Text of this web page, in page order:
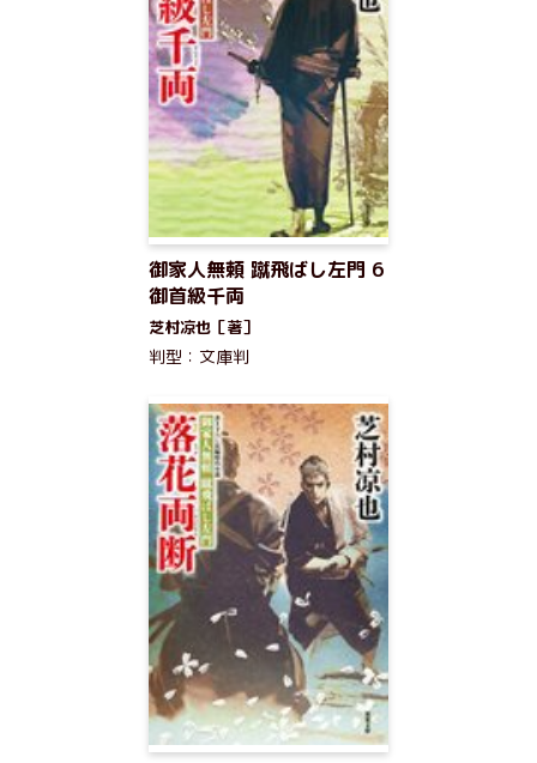
御家人無頼 蹴飛ばし左門 6
御首級千両
芝村凉也［著］
判型：文庫判